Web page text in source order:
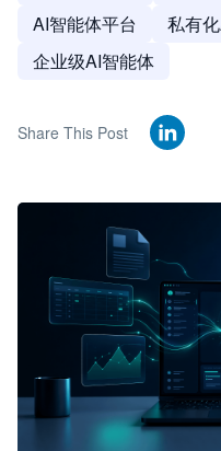
AI智能体平台
私有
企业级AI智能体
Share This Post